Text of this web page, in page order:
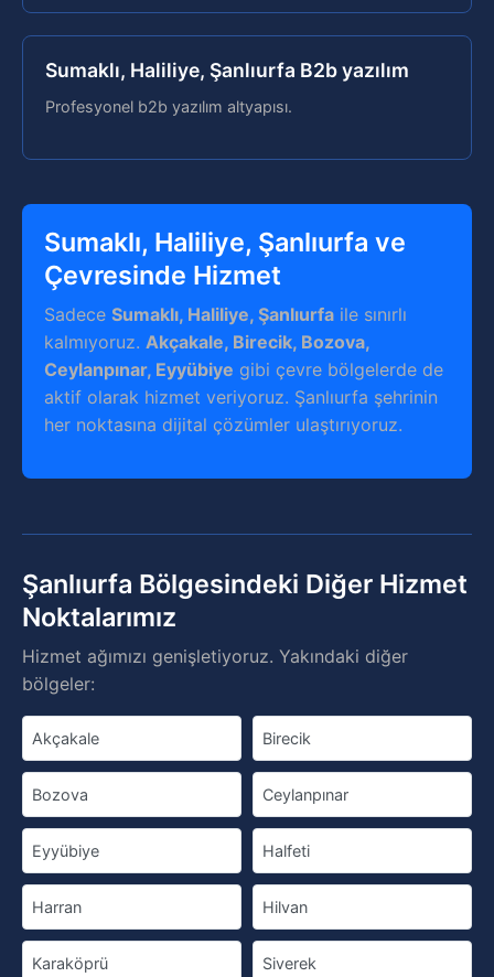
Sumaklı, Haliliye, Şanlıurfa B2b yazılım
Profesyonel b2b yazılım altyapısı.
Sumaklı, Haliliye, Şanlıurfa ve
Çevresinde Hizmet
Sadece Sumaklı, Haliliye, Şanlıurfa ile sınırlı
kalmıyoruz. Akçakale, Birecik, Bozova,
Ceylanpınar, Eyyübiye gibi çevre bölgelerde de
aktif olarak hizmet veriyoruz. Şanlıurfa şehrinin
her noktasına dijital çözümler ulaştırıyoruz.
Şanlıurfa Bölgesindeki Diğer Hizmet
Noktalarımız
Hizmet ağımızı genişletiyoruz. Yakındaki diğer
bölgeler:
Akçakale Birecik
Bozova Ceylanpınar
Eyyübiye Halfeti
Harran Hilvan
Karaköprü Siverek